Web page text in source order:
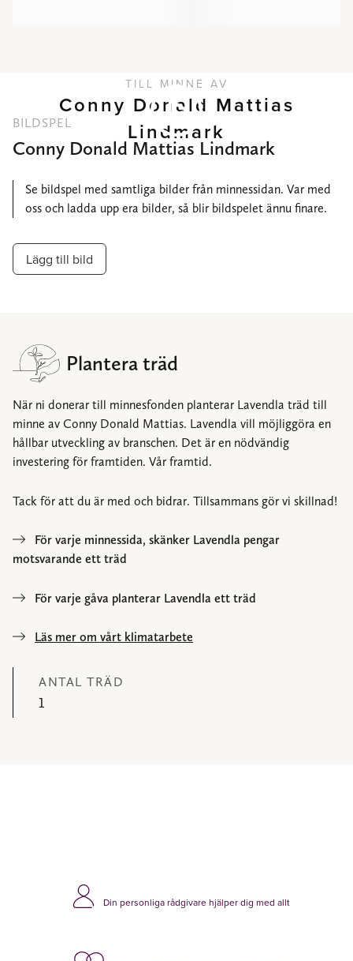
TILL MINNE AV
Conny Donald Mattias
Lindmark
BILDSPEL
Conny Donald Mattias Lindmark
Se bildspel med samtliga bilder från minnessidan. Var med
oss och ladda upp era bilder, så blir bildspelet ännu finare.
Lägg till bild
Plantera träd
När ni donerar till minnesfonden planterar Lavendla träd till
minne av Conny Donald Mattias. Lavendla vill möjliggöra en
hållbar utveckling av branschen. Det är en nödvändig
investering för framtiden. Vår framtid.
Tack för att du är med och bidrar. Tillsammans gör vi skillnad!
För varje minnessida, skänker Lavendla pengar
motsvarande ett träd
För varje gåva planterar Lavendla ett träd
Läs mer om vårt klimatarbete
ANTAL TRÄD
1
Din personliga rådgivare hjälper dig med allt